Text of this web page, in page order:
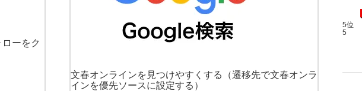
ーをク
文春オンラインを見つけやすくする
（遷移先で文春オンラ
インを優先ソースに設定する）
5位
5